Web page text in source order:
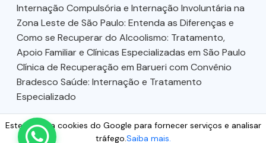
Internação Compulsória e Internação Involuntária na
Zona Leste de São Paulo: Entenda as Diferenças e
Como se Recuperar do Alcoolismo: Tratamento,
Apoio Familiar e Clínicas Especializadas em São Paulo
Clínica de Recuperação em Barueri com Convênio
Bradesco Saúde: Internação e Tratamento
Especializado
Este site usa cookies do Google para fornecer serviços e analisar
tráfego.Saiba mais.